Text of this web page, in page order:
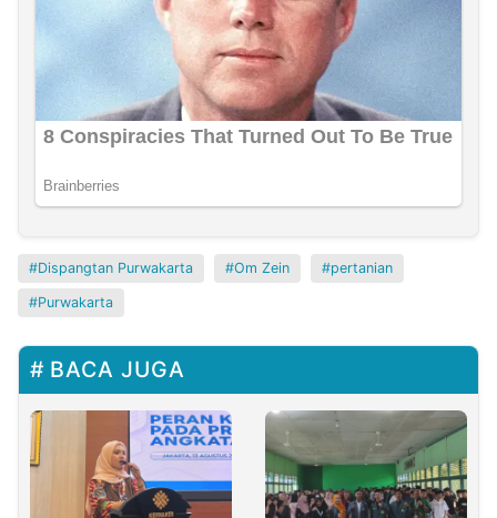
Dispangtan Purwakarta Om Zein pertanian
Purwakarta
BACA JUGA